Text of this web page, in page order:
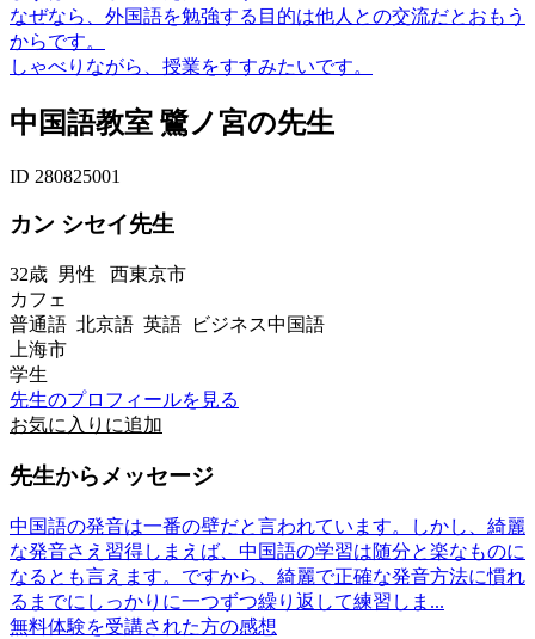
なぜなら、外国語を勉強する目的は他人との交流だとおもう
からです。
しゃべりながら、授業をすすみたいです。
中国語教室 鷺ノ宮の先生
ID 280825001
カン シセイ先生
32歳 男性 西東京市
カフェ
普通語 北京語 英語 ビジネス中国語
上海市
学生
先生のプロフィールを見る
お気に入りに追加
先生からメッセージ
中国語の発音は一番の壁だと言われています。しかし、綺麗
な発音さえ習得しまえば、中国語の学習は随分と楽なものに
なるとも言えます。ですから、綺麗で正確な発音方法に慣れ
るまでにしっかりに一つずつ繰り返して練習しま...
無料体験を受講された方の感想